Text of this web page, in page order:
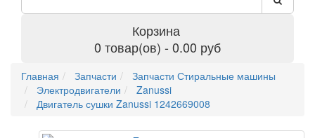
Корзина
0 товар(ов) - 0.00 руб
Главная Запчасти
Запчасти Стиральные машины
Электродвигатели
Zanussi
Двигатель сушки Zanussi 1242669008